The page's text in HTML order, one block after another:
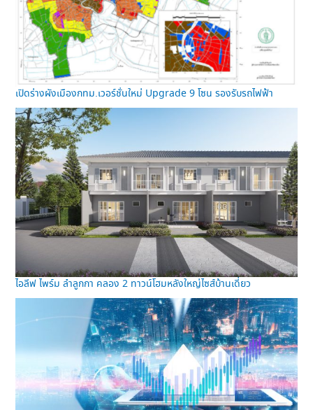
เปิดร่างผังเมืองกทม.เวอร์ชั่นใหม่ Upgrade 9 โซน รองรับรถไฟฟ้า
ไอลีฟ ไพร์ม ลำลูกกา คลอง 2 ทาวน์โฮมหลังใหญ่ไซส์บ้านเดี่ยว